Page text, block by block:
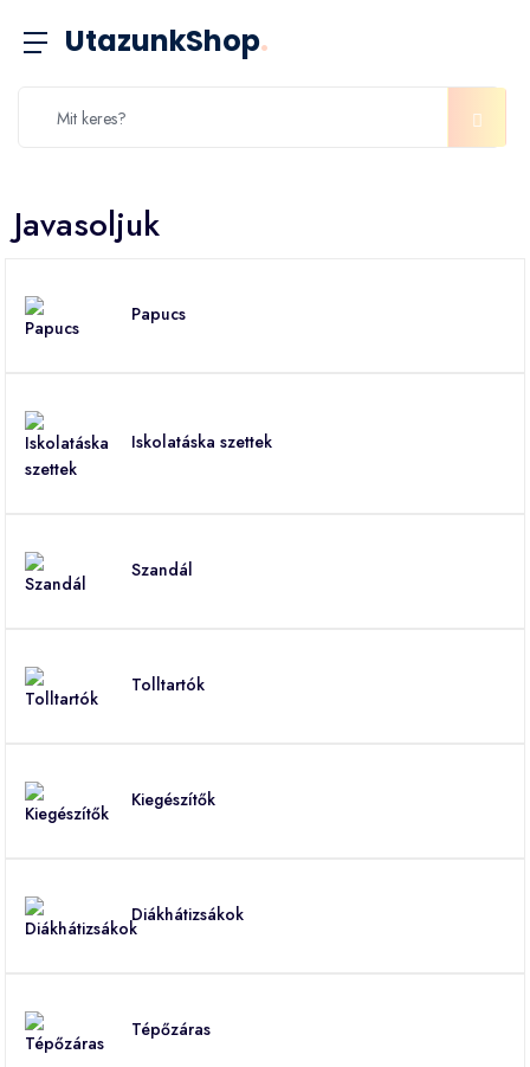
UtazunkShop.
Javasoljuk
Papucs
Iskolatáska szettek
Szandál
Tolltartók
Kiegészítők
Diákhátizsákok
Tépőzáras